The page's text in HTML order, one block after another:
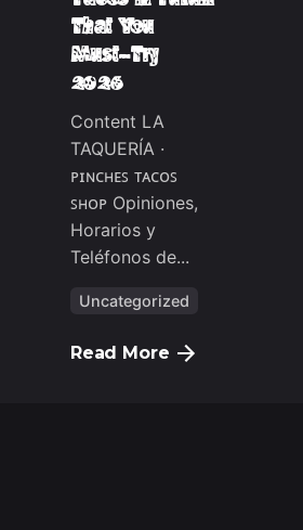
That You
Must-Try
2026
Content LA
TAQUERÍA ·
ᴘɪɴᴄʜᴇꜱ ᴛᴀᴄᴏꜱ
ꜱʜᴏᴘ Opiniones,
Horarios y
Teléfonos de...
Uncategorized
Read More